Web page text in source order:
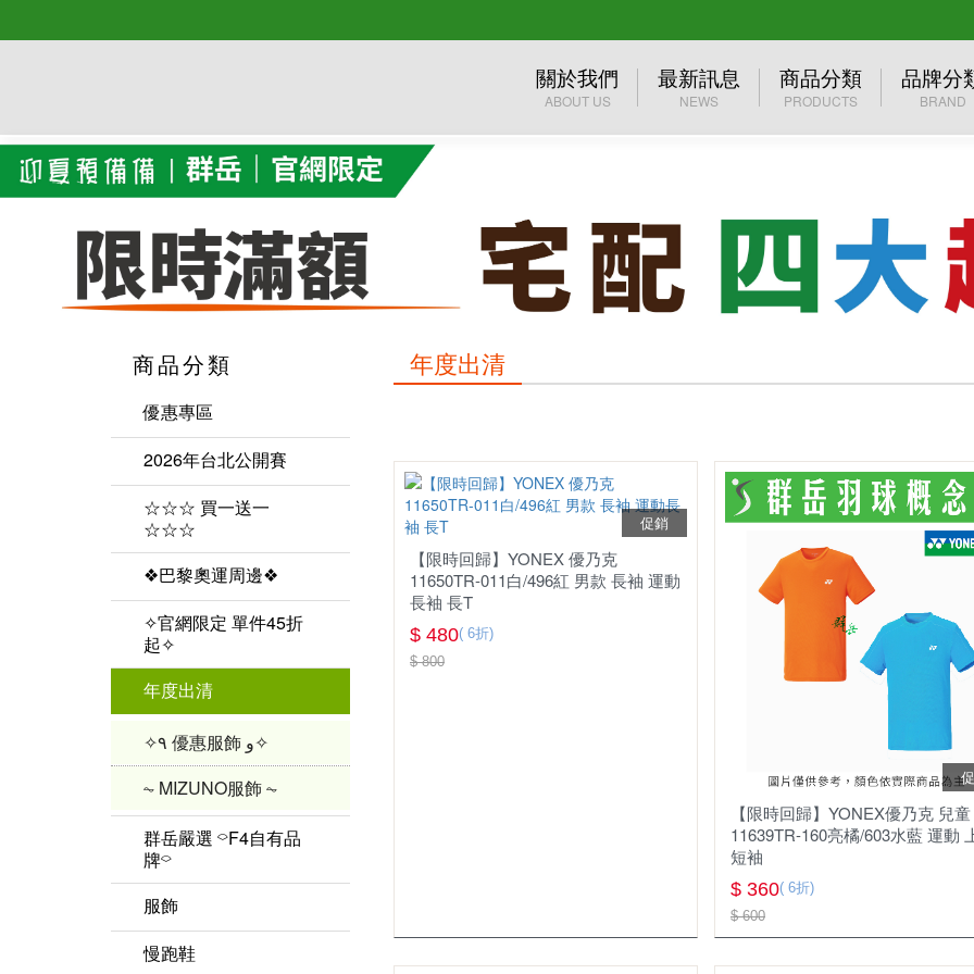
關於我們
ABOUT US
最新訊息
NEWS
商品分類
PRODUCTS
☆☆☆ 買一送一 ☆☆☆
❖巴黎奧運周邊❖
年度出清
服飾
慢跑鞋
羽球線
護具
☆ 指定球拍贈指定線
品牌分
BRAND
商品分類
優惠專區
2026年台北公開賽
☆☆☆ 買一送一
☆☆☆
❖巴黎奧運周邊❖
✧官網限定 單件45折
起✧
年度出清
✧٩ 優惠服飾 و✧
⏦ MIZUNO服飾 ⏦
群岳嚴選 ⌔F4自有品
牌⌔
服飾
男上衣
慢跑鞋
年度出清
促銷
【限時回歸】YONEX 優乃克
11650TR-011白/496紅 男款 長袖 運動
長袖 長T
$ 480( 6折)
$ 800
【限時回歸】YONEX優乃克 兒童
11639TR-160亮橘/603水藍 運動
短袖
$ 360( 6折)
$ 600